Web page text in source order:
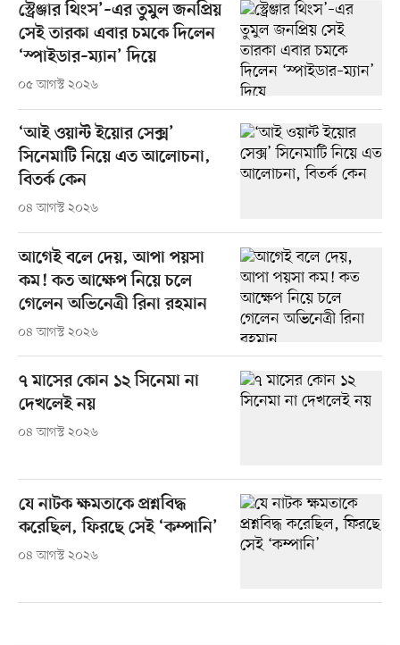
স্ট্রেঞ্জার থিংস’–এর তুমুল জনপ্রিয়
সেই তারকা এবার চমকে দিলেন
‘স্পাইডার–ম্যান’ দিয়ে
০৫ আগস্ট ২০২৬
‘আই ওয়ান্ট ইয়োর সেক্স’
সিনেমাটি নিয়ে এত আলোচনা,
বিতর্ক কেন
০৪ আগস্ট ২০২৬
আগেই বলে দেয়, আপা পয়সা
কম! কত আক্ষেপ নিয়ে চলে
গেলেন অভিনেত্রী রিনা রহমান
০৪ আগস্ট ২০২৬
৭ মাসের কোন ১২ সিনেমা না
দেখলেই নয়
০৪ আগস্ট ২০২৬
যে নাটক ক্ষমতাকে প্রশ্নবিদ্ধ
করেছিল, ফিরছে সেই ‘কম্পানি’
০৪ আগস্ট ২০২৬